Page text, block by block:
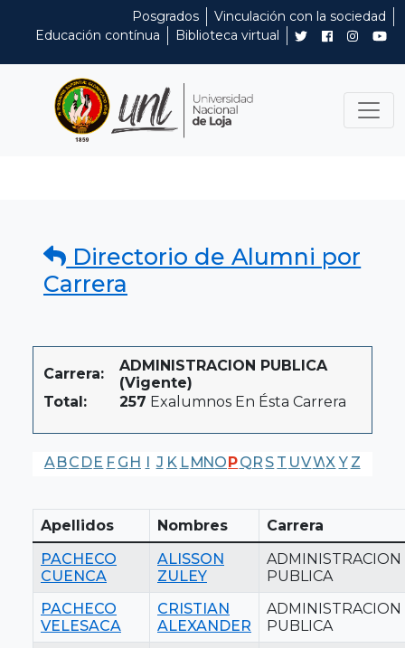
Posgrados
Vinculación con la sociedad
Educación contínua
Biblioteca virtual
Directorio de Alumni por
Carrera
Carrera:
ADMINISTRACION PUBLICA
(Vigente)
Total:
257 Exalumnos En Ésta Carrera
A BC DE F G H I J K LMNOPQR S T UVWX Y Z
Apellidos Nombres
Carrera
PACHECO
CUENCA
ALISSON
ZULEY
ADMINISTRACION
PUBLICA
PACHECO
VELESACA
CRISTIAN
ALEXANDER
ADMINISTRACION
PUBLICA